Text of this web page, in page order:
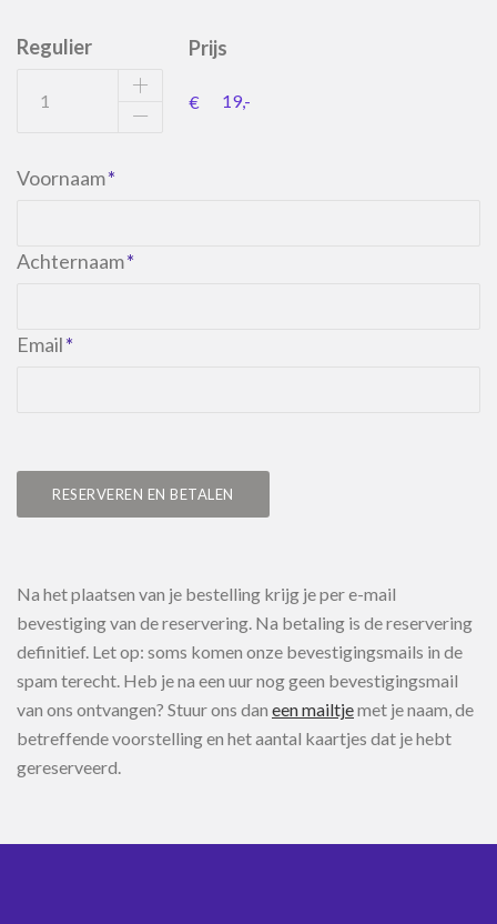
Regulier Prijs
€
Voornaam
Achternaam
Email
RESERVEREN EN BETALEN
Na het plaatsen van je bestelling krijg je per e-mail
bevestiging van de reservering. Na betaling is de reservering
definitief. Let op: soms komen onze bevestigingsmails in de
spam terecht. Heb je na een uur nog geen bevestigingsmail
van ons ontvangen? Stuur ons dan een mailtjemet je naam, de
betreffende voorstelling en het aantal kaartjes dat je hebt
gereserveerd.